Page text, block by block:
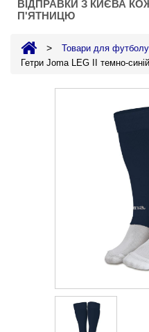
ВІДПРАВКИ З КИЄВА
П'ЯТНИЦЮ
> Товари для футболу
Гетри Joma LEG II темно-